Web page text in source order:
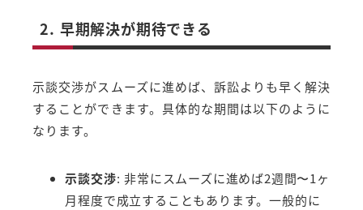
2. 早期解決が期待できる
示談交渉がスムーズに進めば、訴訟よりも早く解決
することができます。具体的な期間は以下のように
なります。
示談交渉: 非常にスムーズに進めば2週間〜1ヶ
月程度で成立することもあります。一般的に